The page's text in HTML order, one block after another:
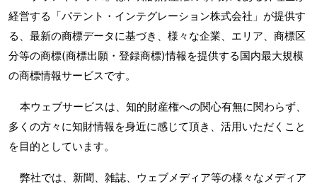
経営する「パテント・インテグレーション株式会社」が提供す
る、最新の商標データに基づき、様々な企業、エリア、商標区
分等の商標(商標出願・登録商標)情報を提供する国内最大規模
の商標情報サービスです。
本ウェブサービスは、知的財産権への関心有無に関わらず、
多くの方々に知財情報を身近に感じて頂き、活用いただくこと
を目的としています。
弊社では、新聞、雑誌、ウェブメディア等の様々なメディア